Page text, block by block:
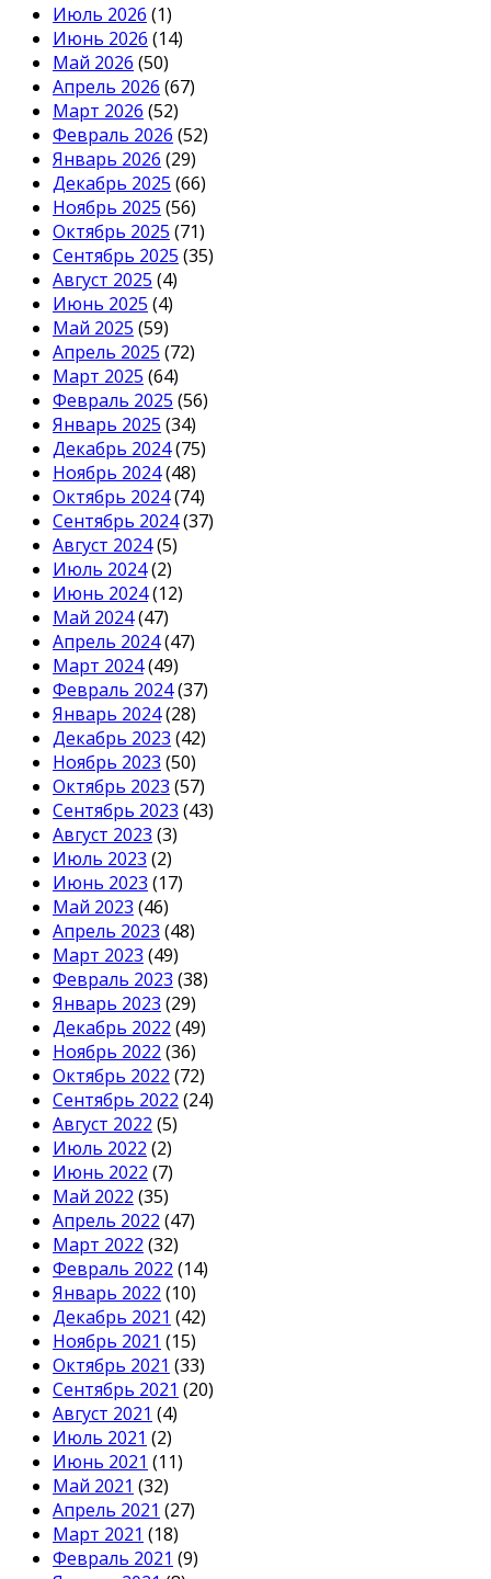
Июль 2026 (1)
Июнь 2026 (14)
Май 2026 (50)
Апрель 2026 (67)
Март 2026 (52)
Февраль 2026 (52)
Январь 2026 (29)
Декабрь 2025 (66)
Ноябрь 2025 (56)
Октябрь 2025 (71)
Сентябрь 2025 (35)
Август 2025 (4)
Июнь 2025 (4)
Май 2025 (59)
Апрель 2025 (72)
Март 2025 (64)
Февраль 2025 (56)
Январь 2025 (34)
Декабрь 2024(75)
Ноябрь 2024(48)
Октябрь 2024(74)
Сентябрь 2024(37)
Август 2024(5)
Июль 2024(2)
Июнь 2024(12)
Май 2024(47)
Апрель 2024(47)
Март 2024(49)
Февраль 2024(37)
Январь 2024(28)
Декабрь 2023 (42)
Ноябрь 2023 (50)
Октябрь 2023 (57)
Сентябрь 2023 (43)
Август 2023 (3)
Июль 2023 (2)
Июнь 2023 (17)
Май 2023 (46)
Апрель 2023 (48)
Март 2023 (49)
Февраль 2023 (38)
Январь 2023 (29)
Декабрь 2022 (49)
Ноябрь 2022 (36)
Октябрь 2022 (72)
Сентябрь 2022 (24)
Август 2022 (5)
Июль 2022 (2)
Июнь 2022 (7)
Май 2022 (35)
Апрель 2022 (47)
Март 2022 (32)
Февраль 2022 (14)
Январь 2022 (10)
Декабрь 2021 (42)
Ноябрь 2021 (15)
Октябрь 2021 (33)
Сентябрь 2021 (20)
Август 2021 (4)
Июль 2021 (2)
Июнь 2021 (11)
Май 2021 (32)
Апрель 2021 (27)
Март 2021 (18)
Февраль 2021 (9)